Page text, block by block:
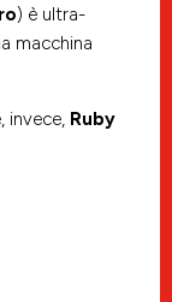
) è ultra­
macchina
invece, Ruby